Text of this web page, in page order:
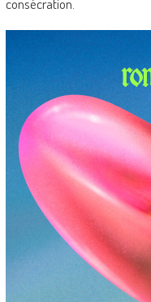
consécration.